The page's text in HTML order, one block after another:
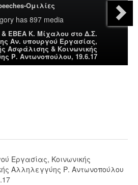
Ομιλίες
has 897 media
ΕΒΕΑ Κ. Μίχαλου στο Δ.Σ.
Αν. υπουργού Εργασίας,
Ασφάλισης & Κοινωνικής
Ρ. Αντωνοπούλου, 19.6.17
Εργασίας, Κοινωνικής
Αλληλεγγύης Ρ. Αντωνοπούλου